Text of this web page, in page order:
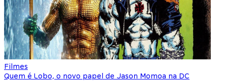
Filmes
Quem é Lobo, o novo papel de Jason Momoa na DC